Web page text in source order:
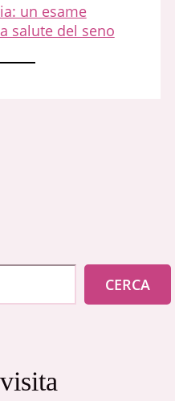
un esame
salute del seno
CERCA